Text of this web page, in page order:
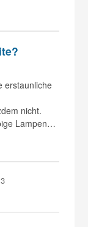
erstaunliche
nicht.
Lampen…